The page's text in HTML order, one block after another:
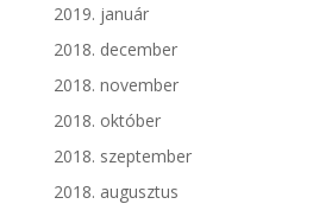
2019. január
2018. december
2018. november
2018. október
2018. szeptember
2018. augusztus